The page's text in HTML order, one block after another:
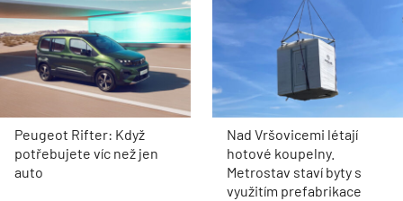
Peugeot Rifter: Když
potřebujete víc než jen
auto
Nad Vršovicemi létají
hotové koupelny.
Metrostav staví byty s
využitím prefabrikace